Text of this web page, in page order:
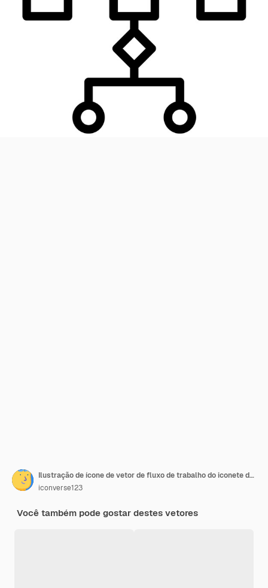
Ilustração de ícone de vetor de fluxo de trabalho do iconete de gerenciamento de projetos
iconverse123
Você também pode gostar destes vetores